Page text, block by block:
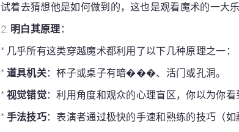
试着去猜想他是如何做到的，这也是观看魔术的一大乐
2. 明白其原理 ：
* 几乎所有这类穿越魔术都利用了以下几种原理之一：
* 道具机关：杯子或桌子有暗���、活门或孔洞。
* 视觉错觉：利用角度和观众的心理盲区，你以为你
* 手法技巧：表演者通过极快的手速和熟练的技巧（如